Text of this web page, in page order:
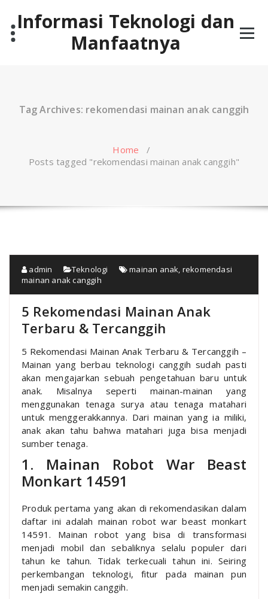
contentInformasi Teknologi dan
Manfaatnya
Tag Archives: rekomendasi mainan anak canggih
Home /
Posts tagged "rekomendasi mainan anak canggih"
admin Teknologi mainan anak rekomendasi
mainan anak canggih
5 Rekomendasi Mainan Anak
Terbaru & Tercanggih
5 Rekomendasi Mainan Anak Terbaru & Tercanggih –
Mainan yang berbau teknologi canggih sudah pasti
akan mengajarkan sebuah pengetahuan baru untuk
anak. Misalnya seperti mainan-mainan yang
menggunakan tenaga surya atau tenaga matahari
untuk menggerakkannya. Dari mainan yang ia miliki,
anak akan tahu bahwa matahari juga bisa menjadi
sumber tenaga.
1. Mainan Robot War Beast
Monkart 14591
Produk pertama yang akan di rekomendasikan dalam
daftar ini adalah mainan robot war beast monkart
14591. Mainan robot yang bisa di transformasi
menjadi mobil dan sebaliknya selalu populer dari
tahun ke tahun. Tidak terkecuali tahun ini. Seiring
perkembangan teknologi, fitur pada mainan pun
menjadi semakin canggih.